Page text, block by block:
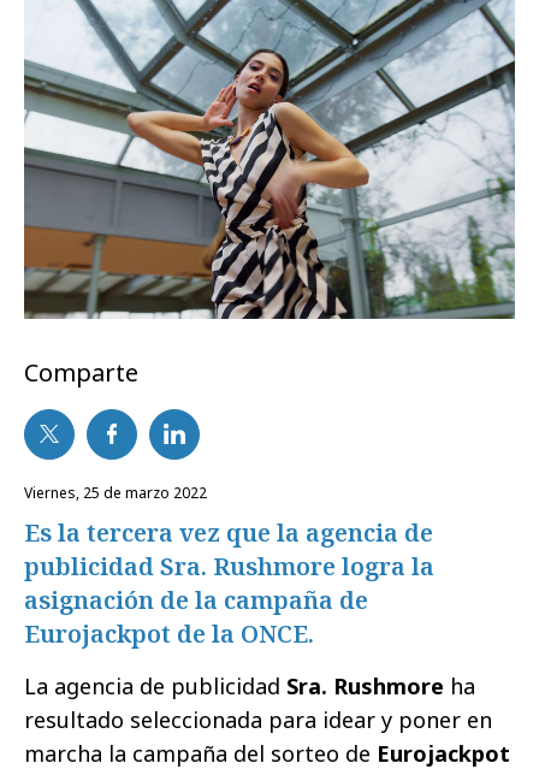
Comparte
viernes, 25 de marzo 2022
Es la tercera vez que la agencia de
publicidad Sra. Rushmore logra la
asignación de la campaña de
Eurojackpot de la ONCE.
La agencia de publicidad Sra. Rushmore ha
resultado seleccionada para idear y poner en
marcha la campaña del sorteo de Eurojackpot